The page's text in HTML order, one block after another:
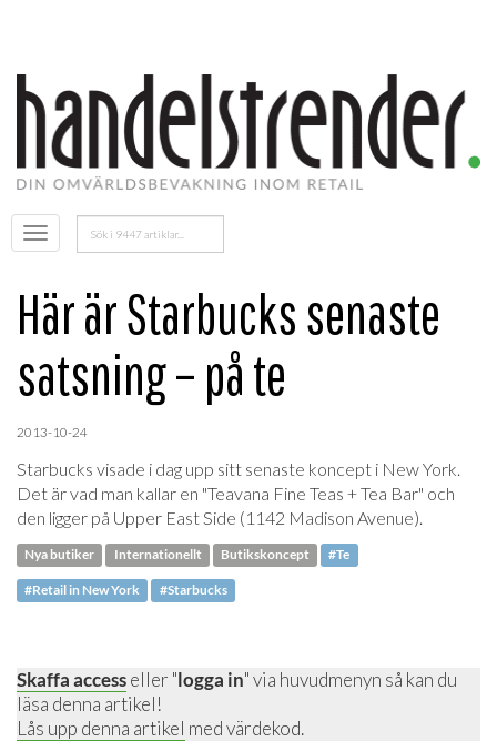
Öppna
menyn
Sök
efter:
Här är Starbucks senaste
satsning – på te
2013-10-24
Starbucks visade i dag upp sitt senaste koncept i New York.
Det är vad man kallar en "Teavana Fine Teas + Tea Bar" och
den ligger på Upper East Side (1142 Madison Avenue).
Nya butiker Internationellt Butikskoncept #Te
#Retail in New York #Starbucks
Skaffa accesseller "logga in" via huvudmenyn så kan du
läsa denna artikel!
Lås upp denna artikel med värdekod.